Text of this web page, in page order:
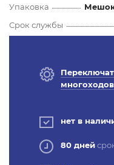
Упаковка
Мешок
Срок службы
нет в
80 дней